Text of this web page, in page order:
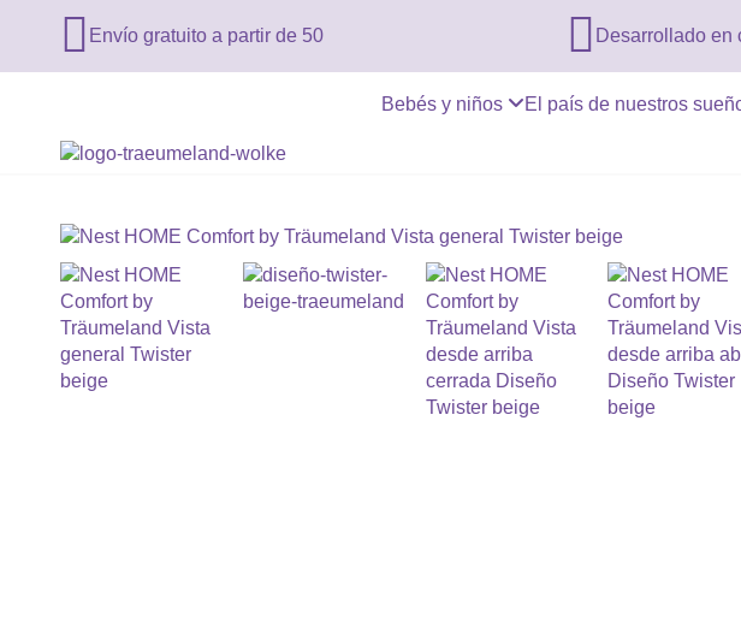
 Envío gratuito a partir de 50  Desarrollado en
Bebés y niños El país de nuestros